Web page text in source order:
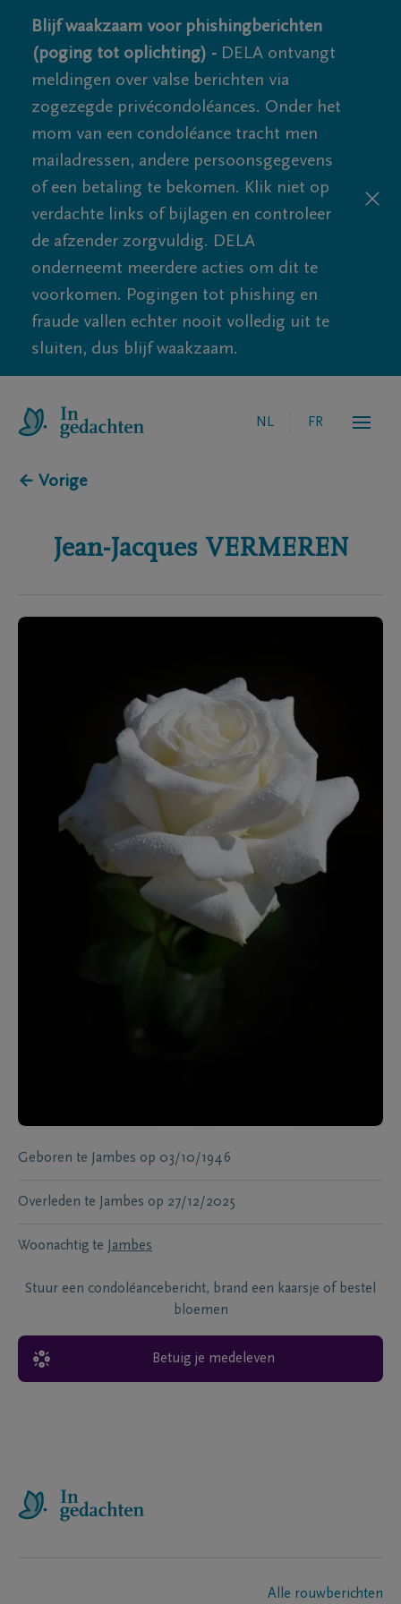
Blijf waakzaam voor phishingberichten
(poging tot oplichting) - DELA ontvangt
meldingen over valse berichten via
zogezegde privécondoléances. Onder het
mom van een condoléance tracht men
mailadressen, andere persoonsgegevens
of een betaling te bekomen. Klik niet op
verdachte links of bijlagen en controleer
de afzender zorgvuldig. DELA
onderneemt meerdere acties om dit te
voorkomen. Pogingen tot phishing en
fraude vallen echter nooit volledig uit te
sluiten, dus blijf waakzaam.
NL FR
← Vorige
Jean-Jacques VERMEREN
Geboren te Jambes op 03/10/1946
Overleden te Jambes op 27/12/2025
Woonachtig te Jambes
Stuur een condoléancebericht, brand een kaarsje of bestel
bloemen
Betuig je medeleven
Alle rouwberichten